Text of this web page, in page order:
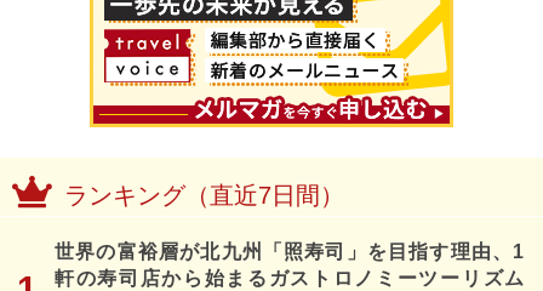
ランキング（直近7日間）
世界の富裕層が北九州「照寿司」を目指す理由、1
軒の寿司店から始まるガストロノミーツーリズム